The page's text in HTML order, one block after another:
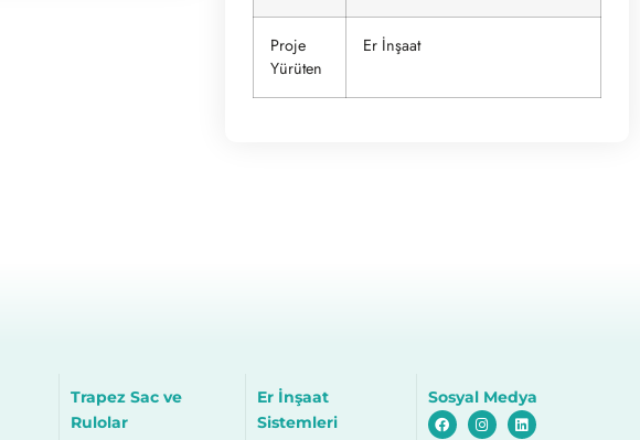
Proje
Yürüten
Er İnşaat
Trapez Sac ve
Rulolar
Er İnşaat
Sistemleri
Sosyal Medya